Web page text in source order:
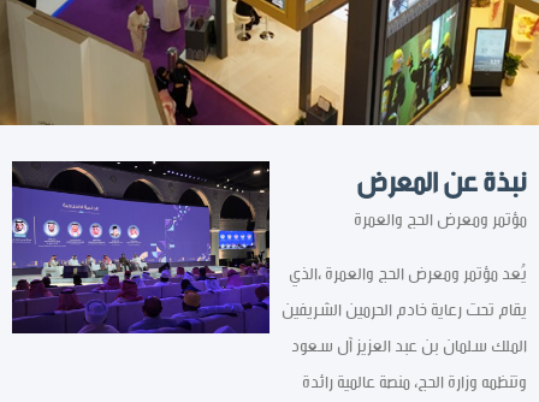
نبذة عن المعرض
مؤتمر ومعرض الحج والعمرة
يُعد مؤتمر ومعرض الحج والعمرة ،الذي
يقام تحت رعاية خادم الحرمين الشريفين
الملك سلمان بن عبد العزيز آل سعود
وتنظمه وزارة الحج، منصة عالمية رائدة